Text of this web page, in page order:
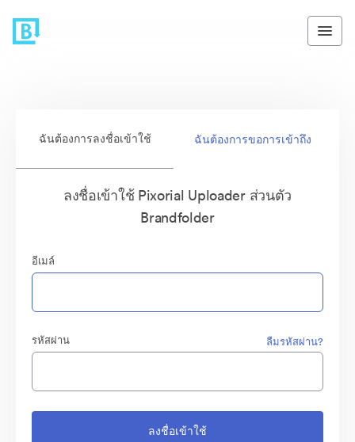
ฉันต้องการลงชื่อเข้าใช้ ฉันต้องการขอการเข้าถึง
ลงชื่อเข้าใช้ Pixorial Uploader ส่วนตัว
Brandfolder
อีเมล์
รหัสผ่าน ลืมรหัสผ่าน?